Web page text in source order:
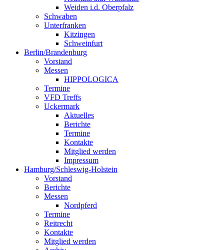
Weiden i.d. Oberpfalz
Schwaben
Unterfranken
Kitzingen
Schweinfurt
Berlin/Brandenburg
Vorstand
Messen
HIPPOLOGICA
Termine
VFD Treffs
Uckermark
Aktuelles
Berichte
Termine
Kontakte
Mitglied werden
Impressum
Hamburg/Schleswig-Holstein
Vorstand
Berichte
Messen
Nordpferd
Termine
Reitrecht
Kontakte
Mitglied werden